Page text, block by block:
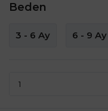
Beden
3 - 6 Ay 6 - 9 Ay